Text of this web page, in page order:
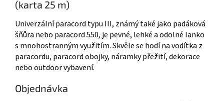
(karta 25 m)
Univerzální paracord typu III, známý také jako padáková
šňůra nebo paracord 550, je pevné, lehké a odolné lanko
s mnohostranným využitím. Skvěle se hodí na vodítka z
paracordu, paracord obojky, náramky přežití, dekorace
nebo outdoor vybavení.
Objednávka